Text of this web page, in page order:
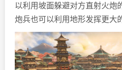
以利用坡面躲避对方直射火炮
炮兵也可以利用地形发挥更大